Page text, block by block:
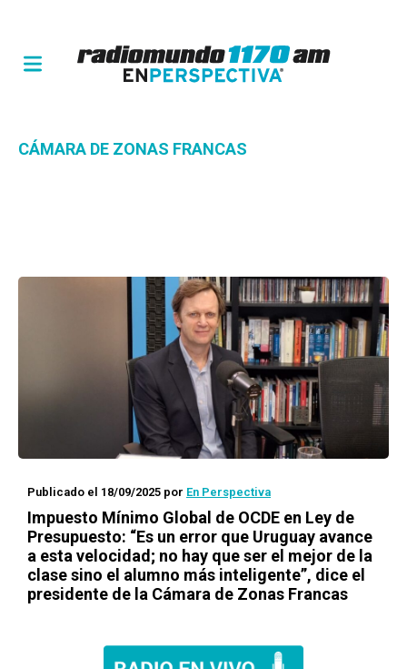
CÁMARA DE ZONAS FRANCAS
Publicado el 18/09/2025 por En Perspectiva
Impuesto Mínimo Global de OCDE en Ley de
Presupuesto: “Es un error que Uruguay avance
a esta velocidad; no hay que ser el mejor de la
clase sino el alumno más inteligente”, dice el
presidente de la Cámara de Zonas Francas